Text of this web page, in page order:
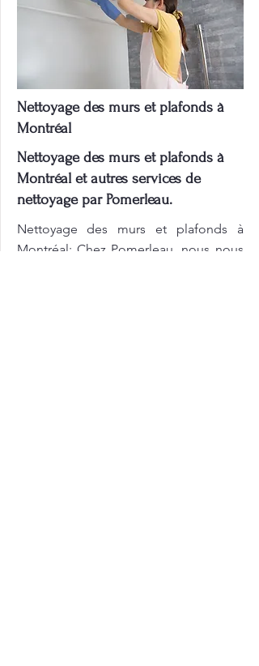
Nettoyage des murs et plafonds à
Montréal
Nettoyage des murs et plafonds à
Montréal et autres services de
nettoyage par Pomerleau.
Nettoyage des murs et plafonds à
Montréal: Chez Pomerleau, nous nous